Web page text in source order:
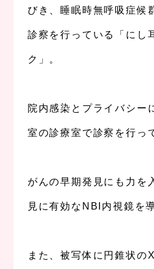
びき、睡眠時無呼吸症候
診察を行っている「にし
ク」。
院内感染とプライバシー
室の診療室で診察を行っ
がんの早期発見にも力を
見に有効なNBI内視鏡を
また、被写体に円錐状の